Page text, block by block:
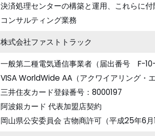
決済処理センターの構築と運用、これらに
コンサルティング業務
株式会社ファストトラック
一般第二種電気通信事業者（届出番号 F-
VISA WorldWide AA（アクワイアリング・エ
三井住友カード登録番号：8000197
阿波銀カード 代表加盟店契約
岡山県公安委員会 古物商許可（平成25年6月